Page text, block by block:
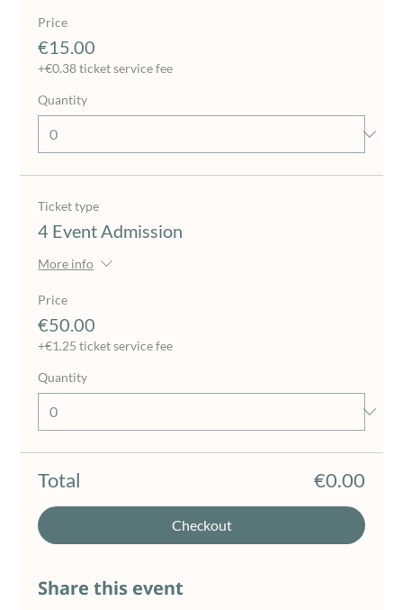
Price
€15.00
+€0.38 ticket service fee
Quantity
Ticket type
4 Event Admission
More info
Price
€50.00
+€1.25 ticket service fee
Quantity
Total €0.00
Checkout
Share this event